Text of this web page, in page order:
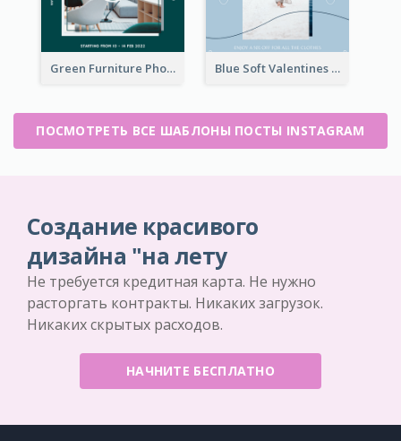
Green Furniture Photo Furniture Sale Instagram Post Blue Soft Valentines Day Limited Sale Instagram Post
ПОСМОТРЕТЬ ВСЕ ШАБЛОНЫ ПОСТЫ INSTAGRAM
Создание красивого
дизайна "на лету
Не требуется кредитная карта. Не нужно
расторгать контракты. Никаких загрузок.
Никаких скрытых расходов.
НАЧНИТЕ БЕСПЛАТНО